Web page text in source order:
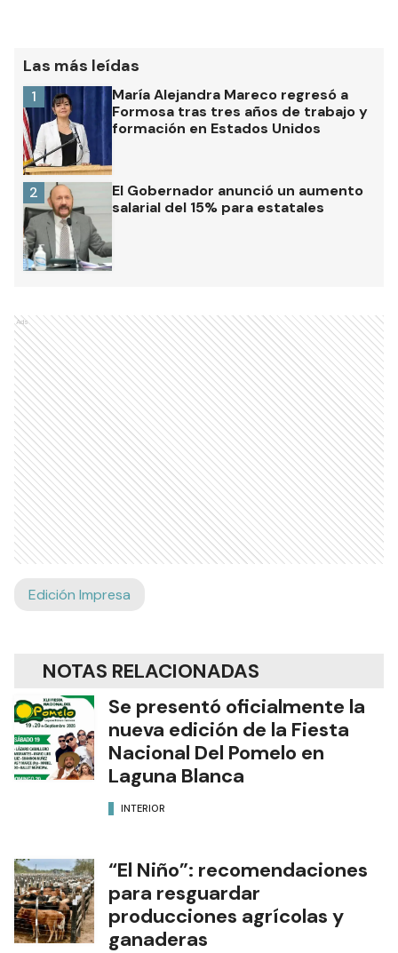
Las más leídas
María Alejandra Mareco regresó a
Formosa tras tres años de trabajo y
formación en Estados Unidos
1
El Gobernador anunció un aumento
salarial del 15% para estatales
2
Ads
Edición Impresa
NOTAS RELACIONADAS
Se presentó oficialmente la
nueva edición de la Fiesta
Nacional Del Pomelo en
Laguna Blanca
INTERIOR
“El Niño”: recomendaciones
para resguardar
producciones agrícolas y
ganaderas